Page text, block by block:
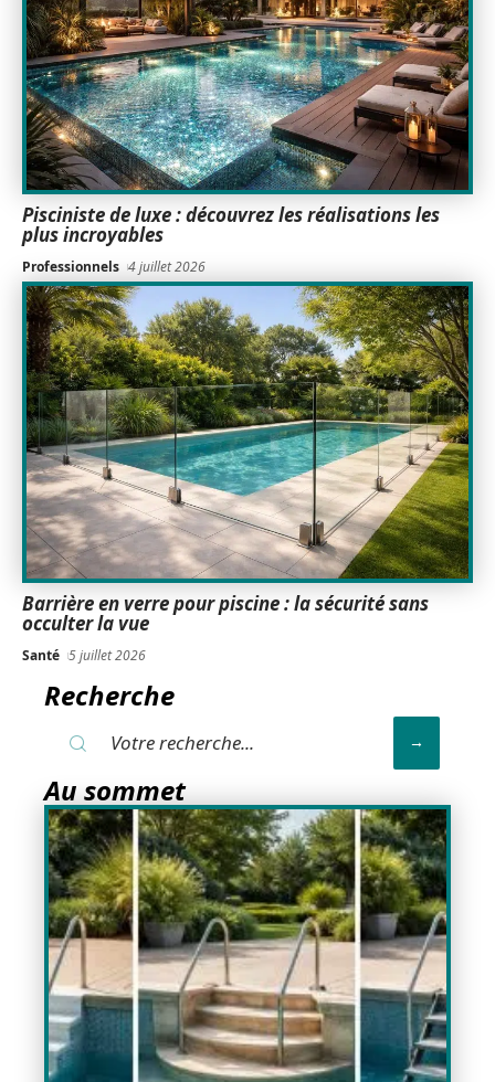
Pisciniste de luxe : découvrez les réalisations les
plus incroyables
Professionnels 4 juillet 2026
Barrière en verre pour piscine : la sécurité sans
occulter la vue
Santé 5 juillet 2026
Recherche
Au sommet